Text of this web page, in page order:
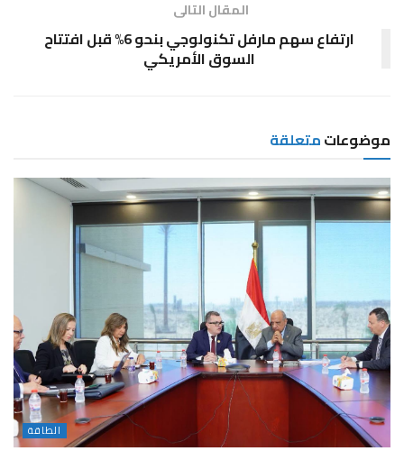
المقال التالى
ارتفاع سهم مارفل تكنولوجي بنحو 6% قبل افتتاح
السوق الأمريكي
موضوعاتمتعلقة
الطاقة